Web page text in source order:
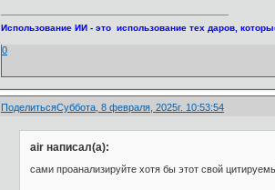
Использование ИИ - это использование тех даров,
0
ПоделитьсяСуббота, 8 февраля, 2025г. 10:53:54
air написал(а):
сами проанализируйте хотя бы этот свой